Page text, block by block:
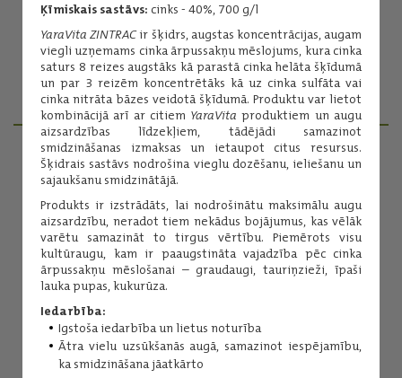
Ķīmiskais sastāvs: cinks - 40%, 700 g/l
YaraVita ZINTRACir šķidrs, augstas koncentrācijas, augam
viegli uzņemams cinka ārpussakņu mēslojums, kura cinka
saturs 8 reizes augstāks kā parastā cinka helāta šķīdumā
un par 3 reizēm koncentrētāks kā uz cinka sulfāta vai
cinka nitrāta bāzes veidotā šķīdumā. Produktu var lietot
kombinācijā arī ar citiem YaraVitaproduktiem un augu
aizsardzības līdzekļiem, tādējādi samazinot
smidzināšanas izmaksas un ietaupot citus resursus.
Šķidrais sastāvs nodrošina vieglu dozēšanu, ieliešanu un
sajaukšanu smidzinātājā.
Produkts ir izstrādāts, lai nodrošinātu maksimālu augu
aizsardzību, neradot tiem nekādus bojājumus, kas vēlāk
varētu samazināt to tirgus vērtību. Piemērots visu
kultūraugu, kam ir paaugstināta vajadzība pēc cinka
ārpussakņu mēslošanai – graudaugi, tauriņzieži, īpaši
lauka pupas, kukurūza.
Iedarbība:
Igstoša iedarbība un lietus noturība
Ātra vielu uzsūkšanās augā, samazinot iespējamību,
ka smidzināšana jāatkārto
Pamatsastāvs:
kopējais slāpeklis - 75 g/l
Lasīt vairāk
PRODUKTU MENEDŽERI
Aiga Tillere
Šķistošie, atklātā lauka